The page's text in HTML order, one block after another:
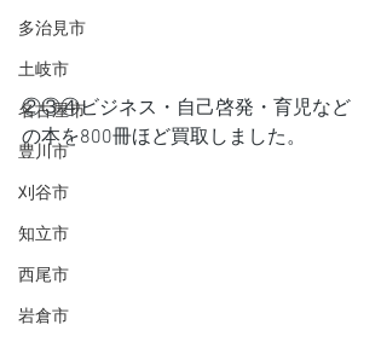
多治見市
土岐市
名古屋市
豊川市
刈谷市
知立市
西尾市
岩倉市
②③④ビジネス・自己啓発・育児など
の本を800冊ほど買取しました。